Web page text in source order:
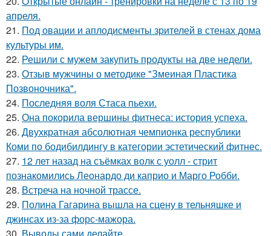
апреля.
21. Под овации и аплодисменты зрителей в стенах дома
культуры им.
22. Решили с мужем закупить продукты на две недели.
23. Отзыв мужчины о методике "Змеиная Пластика
Позвоночника".
24. Последняя воля Стаса пьехи.
25. Она покорила вершины фитнеса: история успеха.
26. Двухкратная абсолютная чемпионка республики
Коми по бодибилдингу в категории эстетический фитнес.
27. 12 лет назад на съёмках волк с уолл - стрит
познакомились Леонардо ди каприо и Марго Робби.
28. Встреча на ночной трассе.
29. Полина Гагарина вышла на сцену в тельняшке и
джинсах из-за форс-мажора.